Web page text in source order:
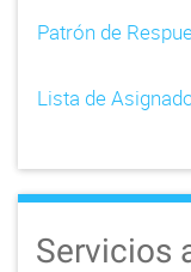
Patrón de
Lista de
Servicios